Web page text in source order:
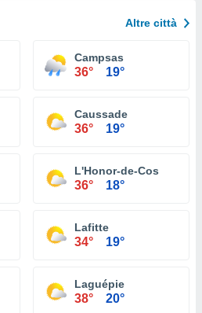
Altre città
Campsas
36° 19°
Caussade
36° 19°
L'Honor-de-Cos
36° 18°
Lafitte
34° 19°
Laguépie
38° 20°